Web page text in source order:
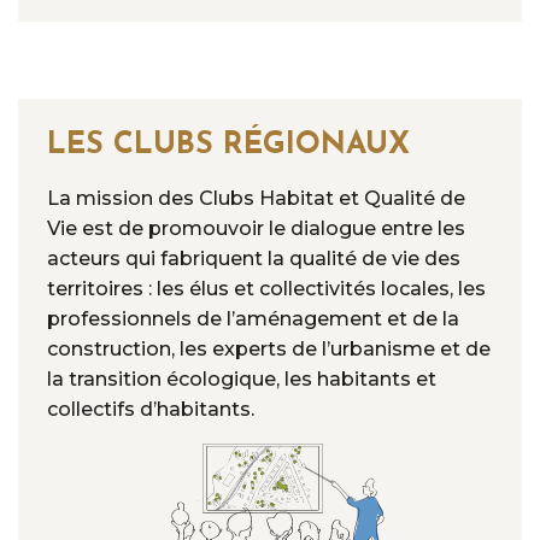
LES CLUBS RÉGIONAUX
La mission des Clubs Habitat et Qualité de
Vie est de promouvoir le dialogue entre les
acteurs qui fabriquent la qualité de vie des
territoires : les élus et collectivités locales, les
professionnels de l’aménagement et de la
construction, les experts de l’urbanisme et de
la transition écologique, les habitants et
collectifs d’habitants.